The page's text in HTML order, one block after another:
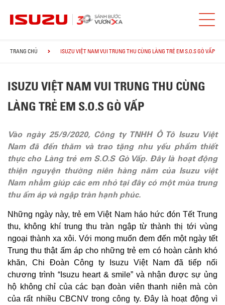
TRANG CHỦ ISUZU VIỆT NAM VUI TRUNG THU CÙNG LÀNG TRẺ EM S.O.S GÒ VẤP
ISUZU VIỆT NAM VUI TRUNG THU CÙNG
LÀNG TRẺ EM S.O.S GÒ VẤP
Vào ngày 25/9/2020, Công ty TNHH Ô Tô Isuzu Việt
Nam đã đến thăm và trao tặng nhu yếu phẩm thiết
thực cho Làng trẻ em S.O.S Gò Vấp. Đây là hoạt động
thiện nguyện thường niên hàng năm của Isuzu việt
Nam nhằm giúp các em nhỏ tại đây có một mùa trung
thu ấm áp và ngập tràn hạnh phúc.
Những ngày này, trẻ em Việt Nam háo hức đón Tết Trung
thu, không khí trung thu tràn ngập từ thành thị tới vùng
ngoại thành xa xôi. Với mong muốn đem đến một ngày tết
Trung thu thật ấm áp cho những trẻ em có hoàn cảnh khó
khăn, Chi Đoàn Công ty Isuzu Việt Nam đã tiếp nối
chương trình “Isuzu heart & smile” và nhận được sự ủng
hộ không chỉ của các bạn đoàn viên thanh niên mà còn
của rất nhiều CBCNV trong công ty. Đây là hoạt động vì